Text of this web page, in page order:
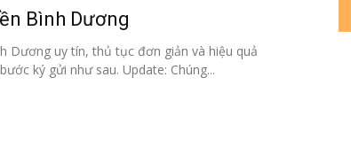
Bình Dương
Dương uy tín, thủ tục đơn giản và hiệu quả
ký gửi như sau. Update: Chúng...